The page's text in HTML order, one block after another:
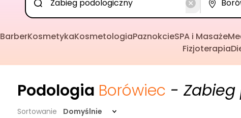
BarberKosmetykaKosmetologiaPaznokcieSPA i Masaże
Fizjoterapia
Podologia Borówiec - Zabieg
Sortowanie Domyślnie